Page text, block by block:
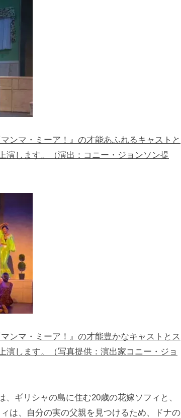
ンマ・ミーア！』の才能あふれるキャストと
演します。（演出：コニー・ジョンソン提
ンマ・ミーア！』の才能豊かなキャストとス
演します。（写真提供：演出家コニー・ジョ
ギリシャの島に住む20歳の花嫁ソフィと、
は、自分の実の父親を見つけるため、ドナの